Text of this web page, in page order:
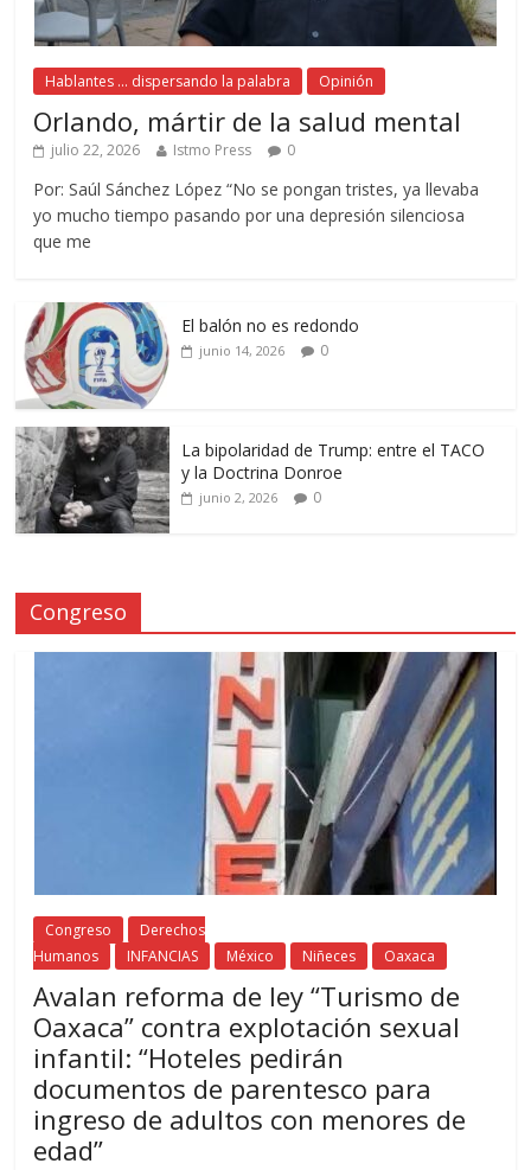
Hablantes ... dispersando la palabra Opinión
Orlando, mártir de la salud mental
julio 22, 2026 Istmo Press 0
Por: Saúl Sánchez López “No se pongan tristes, ya llevaba
yo mucho tiempo pasando por una depresión silenciosa
que me
El balón no es redondo
junio 14, 2026 0
La bipolaridad de Trump: entre el TACO
y la Doctrina Donroe
junio 2, 2026 0
Congreso
Congreso
Derechos
Humanos
INFANCIAS México Niñeces Oaxaca
Avalan reforma de ley “Turismo de
Oaxaca” contra explotación sexual
infantil: “Hoteles pedirán
documentos de parentesco para
ingreso de adultos con menores de
edad”